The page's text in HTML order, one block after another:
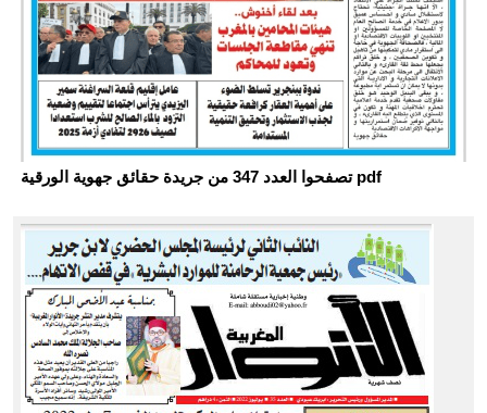
تصفحوا العدد 347 من جريدة حقائق جهوية الورقية pdf